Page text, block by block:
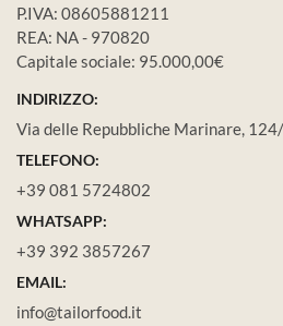
P.IVA: 08605881211
REA: NA - 970820
Capitale sociale: 95.000,00€
INDIRIZZO:
Via delle Repubbliche Marinare,
TELEFONO:
+39 081 5724802
WHATSAPP:
+39 392 3857267
EMAIL:
info@tailorfood.it